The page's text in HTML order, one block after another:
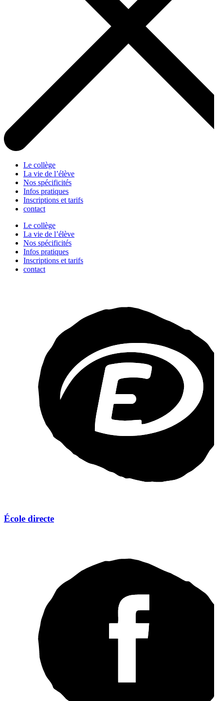
Le collège
La vie de l’élève
Nos spécificités
Infos pratiques
Inscriptions et tarifs
contact
Le collège
La vie de l’élève
Nos spécificités
Infos pratiques
Inscriptions et tarifs
contact
École directe